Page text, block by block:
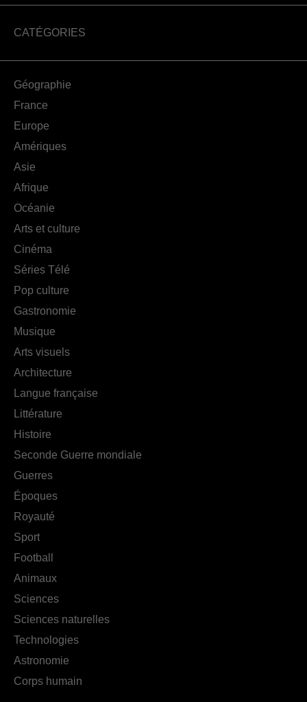
CATÉGORIES
Géographie
France
Europe
Amériques
Asie
Afrique
Océanie
Arts et culture
Cinéma
Séries Télé
Pop culture
Gastronomie
Musique
Arts visuels
Architecture
Langue française
Littérature
Histoire
Seconde Guerre mondiale
Guerres
Époques
Royauté
Sport
Football
Animaux
Sciences
Sciences naturelles
Technologies
Astronomie
Corps humain